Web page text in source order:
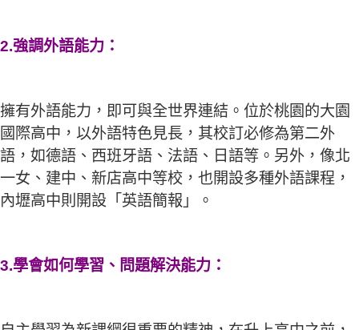
2.強調外語能力：
擁有外語能力，即可與全世界連結。位於桃園的大園
國際高中，以外語特色見長，其校訂必修為第二外
語，如德語、西班牙語、法語、日語等。另外，像北
一女、建中、新店高中等校，也開設多種外語課程，
內壢高中則開設「英語簡報」。
3.學會如何學習、問題解決能力：